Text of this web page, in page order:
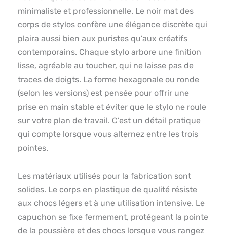
minimaliste et professionnelle. Le noir mat des
corps de stylos confère une élégance discrète qui
plaira aussi bien aux puristes qu’aux créatifs
contemporains. Chaque stylo arbore une finition
lisse, agréable au toucher, qui ne laisse pas de
traces de doigts. La forme hexagonale ou ronde
(selon les versions) est pensée pour offrir une
prise en main stable et éviter que le stylo ne roule
sur votre plan de travail. C’est un détail pratique
qui compte lorsque vous alternez entre les trois
pointes.
Les matériaux utilisés pour la fabrication sont
solides. Le corps en plastique de qualité résiste
aux chocs légers et à une utilisation intensive. Le
capuchon se fixe fermement, protégeant la pointe
de la poussière et des chocs lorsque vous rangez